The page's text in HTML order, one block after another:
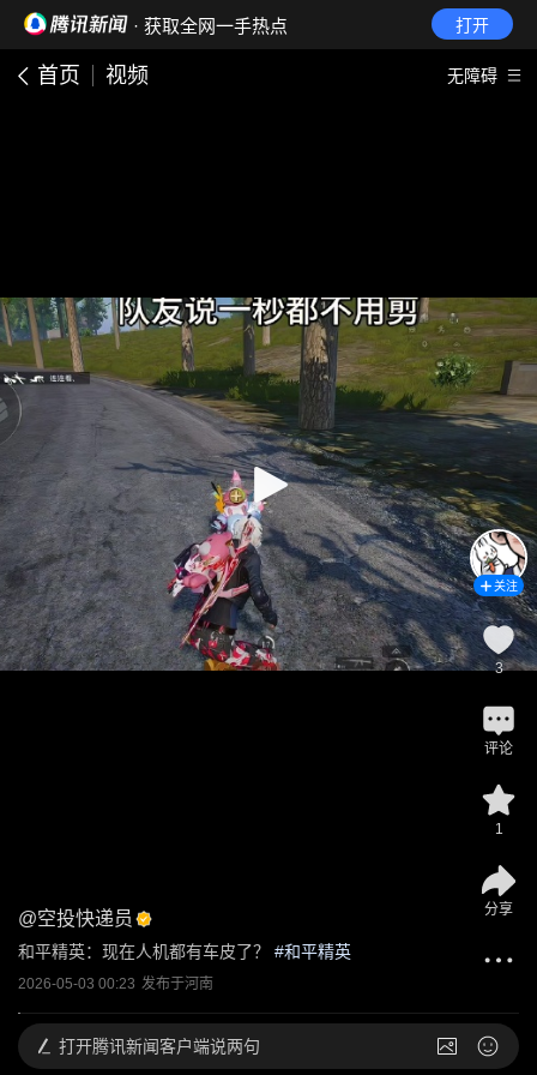
· 获取全网一手热点 打开
首页 视频 无障碍
@空投快递员
和平精英：现在人机都有车皮了？ #和平精英
2026-05-03 00:23 发布于河南
关注
3
评论
1
分享
打开腾讯新闻客户端说两句